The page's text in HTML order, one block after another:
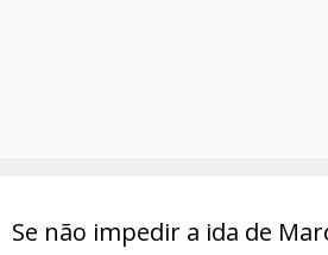
Se não impedir a ida de